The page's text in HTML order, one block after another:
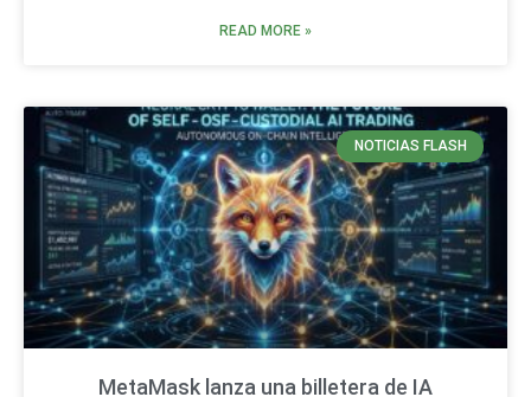
READ MORE »
NOTICIAS FLASH
MetaMask lanza una billetera de IA